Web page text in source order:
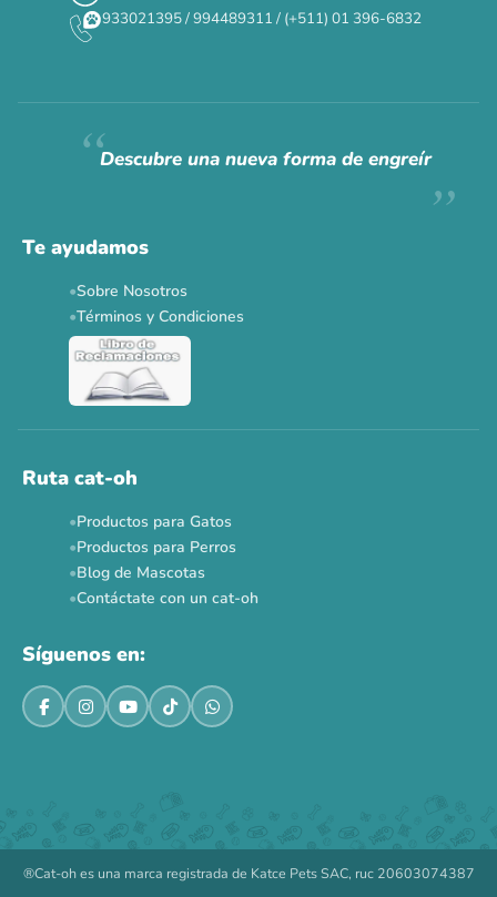
Siempre fuimosraros.
Ver todas las promos 🐾
933021395 / 994489311 / (+511) 01 396-6832
Descubre una nueva forma de engreír
Te ayudamos
Sobre Nosotros
Términos y Condiciones
Ruta cat-oh
Productos para Gatos
Productos para Perros
Blog de Mascotas
Contáctate con un cat-oh
Síguenos en:
®Cat-oh es una marca registrada de Katce Pets SAC, ruc 20603074387